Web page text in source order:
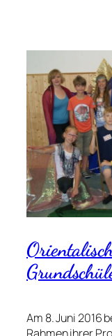
Am 8. Juni 2016